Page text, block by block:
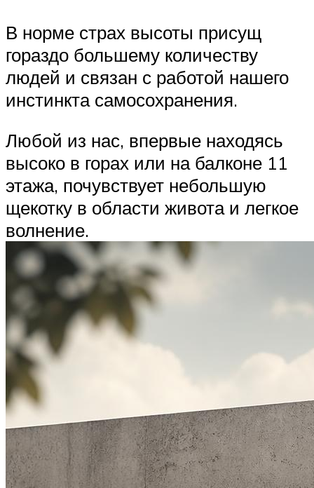
В норме страх высоты присущ
гораздо большему количеству
людей и связан с работой нашего
инстинкта самосохранения.
Любой из нас, впервые находясь
высоко в горах или на балконе 11
этажа, почувствует небольшую
щекотку в области живота и легкое
волнение.